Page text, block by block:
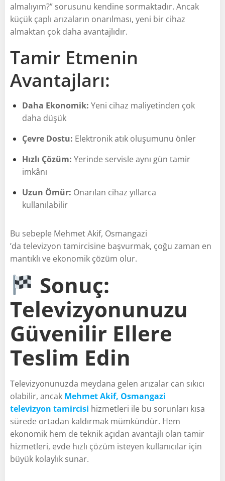
almalıyım?” sorusunu kendine sormaktadır. Ancak
küçük çaplı arızaların onarılması, yeni bir cihaz
almaktan çok daha avantajlıdır.
Tamir Etmenin
Avantajları:
Daha Ekonomik: Yeni cihaz maliyetinden çok
daha düşük
Çevre Dostu: Elektronik atık oluşumunu önler
Hızlı Çözüm: Yerinde servisle aynı gün tamir
imkânı
Uzun Ömür: Onarılan cihaz yıllarca
kullanılabilir
Bu sebeple Mehmet Akif, Osmangazi
’da televizyon tamircisine başvurmak, çoğu zaman en
mantıklı ve ekonomik çözüm olur.
Sonuç:
Televizyonunuzu
Güvenilir Ellere
Teslim Edin
Televizyonunuzda meydana gelen arızalar can sıkıcı
olabilir, ancak Mehmet Akif, Osmangazi
televizyon tamircisi hizmetleri ile bu sorunları kısa
sürede ortadan kaldırmak mümkündür. Hem
ekonomik hem de teknik açıdan avantajlı olan tamir
hizmetleri, evde hızlı çözüm isteyen kullanıcılar için
büyük kolaylık sunar.